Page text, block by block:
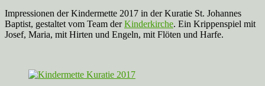
Impressionen der Kindermette 2017 in der Kuratie St. Johannes
Baptist, gestaltet vom Team derKinderkirche. Ein Krippenspiel mit
Josef, Maria, mit Hirten und Engeln, mit Flöten und Harfe.